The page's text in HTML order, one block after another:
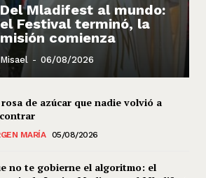
Del Mladifest al mundo:
el Festival terminó, la
misión comienza
Misael - 06/08/2026
de azúcar que nadie volvió a
MARÍA 05/08/2026
no te gobierne el algoritmo: el